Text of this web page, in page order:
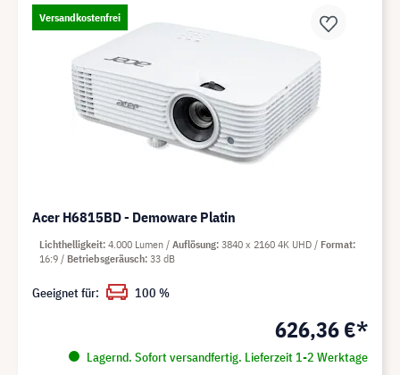
Versandkostenfrei
Acer H6815BD - Demoware Platin
626,36 €*
Lagernd. Sofort versandfertig. Lieferzeit 1-2 Werktage
Lichthelligkeit 4.000 Lumen Auflösung 3840 x 2160 4K UHD
Format
16:9
Betriebsgeräusch 33 dB
Geeignet für: 100 %